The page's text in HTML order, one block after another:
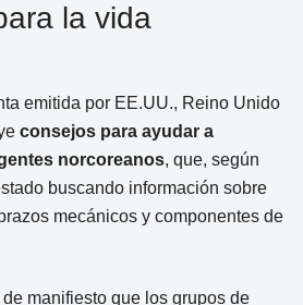
la vida
emitida por EE.UU., Reino Unido
consejos para ayudar a
norcoreanos, que, según
buscando información sobre
mecánicos y componentes de
manifiesto que los grupos de